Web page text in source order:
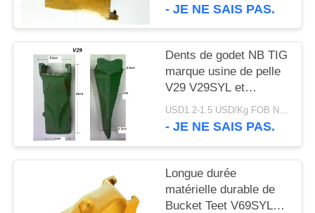
- JE NE SAIS PAS.
Dents de godet NB TIG
marque usine de pelle
V29 V29SYL et
adaptateur, dents de
roche pour pelle
USD1.2-1.5 USD/Kg FOB Ningbo MOQ:2 tonnes
- JE NE SAIS PAS.
Longue durée
matérielle durable de
Bucket Teet V69SYL